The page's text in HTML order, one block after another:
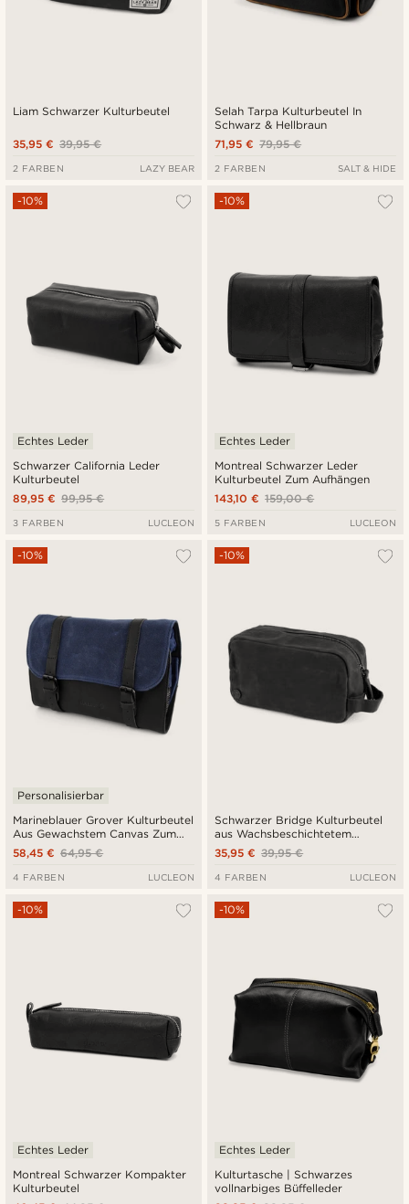
Liam Schwarzer Kulturbeutel
39,95 €
35,95 €
2 FARBEN LAZY BEAR
Selah Tarpa Kulturbeutel In
Schwarz & Hellbraun
79,95 €
71,95 €
2 FARBEN SALT & HIDE
Schwarzer California Leder
Kulturbeutel
-10%
Echtes Leder
99,95 €
89,95 €
3 FARBEN LUCLEON
Montreal Schwarzer Leder
Kulturbeutel Zum Aufhängen
-10%
Echtes Leder
159,00 €
143,10 €
5 FARBEN LUCLEON
Marineblauer Grover Kulturbeutel
Aus Gewachstem Canvas Zum
Aufhängen
-10%
Personalisierbar
64,95 €
58,45 €
4 FARBEN LUCLEON
Schwarzer Bridge Kulturbeutel
aus Wachsbeschichtetem
Leinenstoff
-10%
39,95 €
35,95 €
4 FARBEN LUCLEON
Montreal Schwarzer Kompakter
Kulturbeutel
-10%
Echtes Leder
Kulturtasche | Schwarzes
vollnarbiges Büffelleder
-10%
Echtes Leder